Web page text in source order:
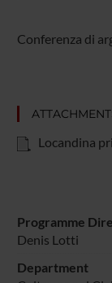
Conferenza di
Locandina
Programme
Denis Lotti
Department